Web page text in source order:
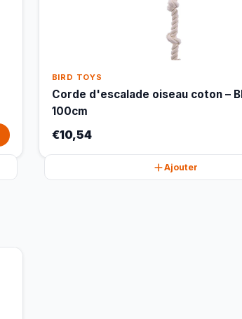
BIRD TOYS
Corde d'escalade oiseau coton –
100cm
€10,54
Ajouter